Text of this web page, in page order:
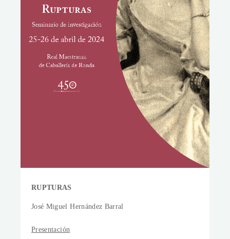
RUPTURAS
José Miguel Hernández Barral
Presentación